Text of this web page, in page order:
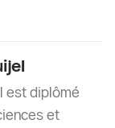
est diplômé
et